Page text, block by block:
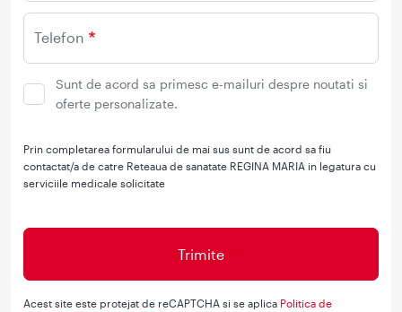
Telefon
Sunt de acord sa primesc e-mailuri despre noutati si
oferte personalizate.
Prin completarea formularului de mai sus sunt de acord sa fiu
contactat/a de catre Reteaua de sanatate REGINA MARIA in legatura cu
serviciile medicale solicitate
Acest site este protejat de reCAPTCHA si se aplica Politica de